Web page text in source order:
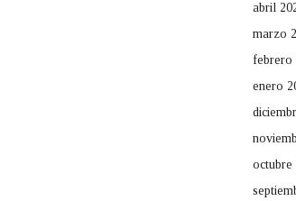
abril
marzo
febrero
enero
octubre